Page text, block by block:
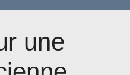
une